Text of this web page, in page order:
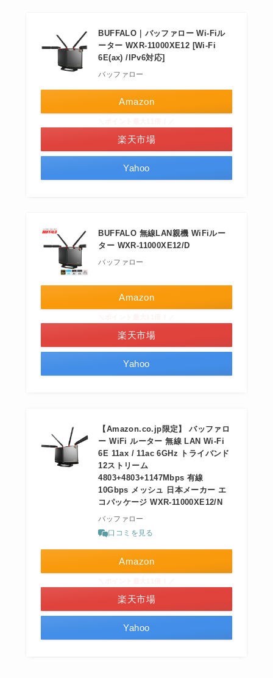
BUFFALO｜バッファロー Wi-Fiル
ーター WXR-11000XE12 [Wi-Fi
6E(ax) /IPv6対応]
バッファロー
Amazon
楽天市場
Yahoo
BUFFALO 無線LAN親機 WiFiルー
ター WXR-11000XE12/D
バッファロー
Amazon
楽天市場
Yahoo
【Amazon.co.jp限定】 バッファロ
ー WiFi ルーター 無線 LAN Wi-Fi
6E 11ax / 11ac 6GHz トライバンド
12ストリーム
4803+4803+1147Mbps 有線
10Gbps メッシュ 日本メーカー エ
コパッケージ WXR-11000XE12/N
バッファロー
口コミを見る
Amazon
楽天市場
Yahoo